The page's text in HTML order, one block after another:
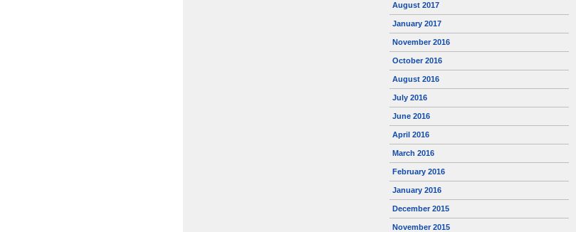
August 2017
January 2017
November 2016
October 2016
August 2016
July 2016
June 2016
April 2016
March 2016
February 2016
January 2016
December 2015
November 2015